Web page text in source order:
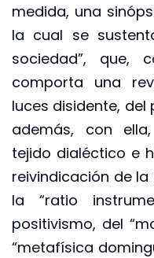
medida, una
la cual se
sociedad”, que,
comporta una
luces disidente, del
además, con
tejido dialéctico e
reivindicación de
la “ratio
positivismo, del
“metafísica